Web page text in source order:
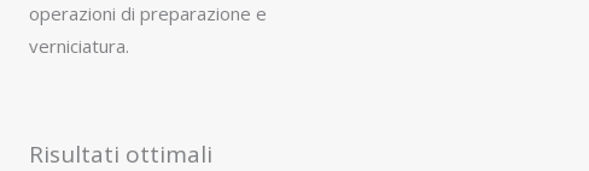
operazioni di preparazione e
verniciatura.
Risultati ottimali